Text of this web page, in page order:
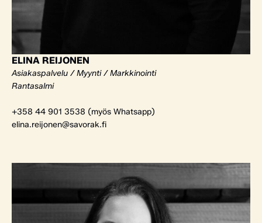
ELINA REIJONEN
Asiakaspalvelu / Myynti / Markkinointi
Rantasalmi
+358 44 901 3538 (myös Whatsapp)
elina.reijonen@savorak.fi